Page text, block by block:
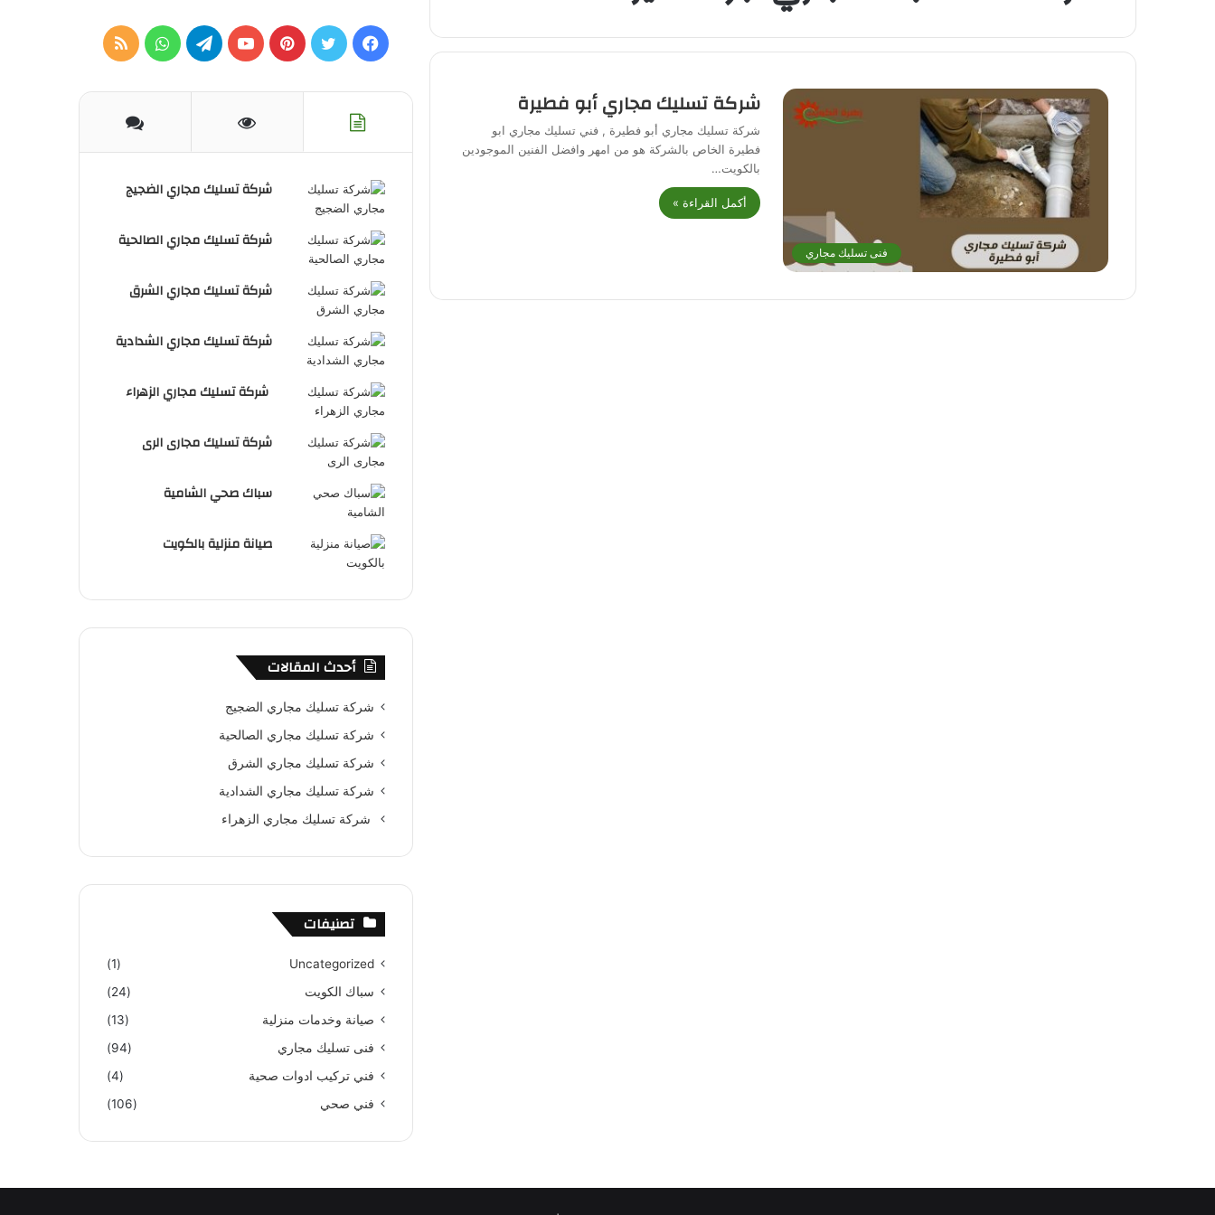
فنى تسليك مجاري
شركة تسليك مجاري أبو فطيرة
شركة تسليك مجاري أبو فطيرة , فني تسليك مجاري ابو
فطيرة الخاص بالشركة هو من امهر وافضل الفنين الموجودين
بالكويت…
أكمل القراءة »
فيسبوكتويتر بينتيريستيوتيوبتيلقرامواتسابملخص
شركة تسليك مجاري الضجيج
شركة تسليك مجاري الصالحية
شركة تسليك مجاري الشرق
شركة تسليك مجاري الشدادية
شركة تسليك مجاري الزهراء
شركة تسليك مجارى الرى
سباك صحي الشامية
صيانة منزلية بالكويت
أحدث المقالات
شركة تسليك مجاري الضجيج
شركة تسليك مجاري الصالحية
شركة تسليك مجاري الشرق
شركة تسليك مجاري الشدادية
شركة تسليك مجاري الزهراء
تصنيفات
Uncategorized
(1)
سباك الكويت
(24)
صيانة وخدمات منزلية
(13)
فنى تسليك مجاري
(94)
فني تركيب ادوات صحية
(4)
فني صحي
(106)